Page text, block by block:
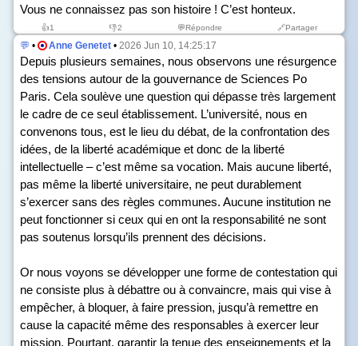
Vous ne connaissez pas son histoire ! C’est honteux.
👍1 👎2 💬Répondre 🔗Partager
💬 • Anne Genetet • 2026 Jun 10, 14:25:17
Depuis plusieurs semaines, nous observons une résurgence
des tensions autour de la gouvernance de Sciences Po
Paris. Cela soulève une question qui dépasse très largement
le cadre de ce seul établissement. L’université, nous en
convenons tous, est le lieu du débat, de la confrontation des
idées, de la liberté académique et donc de la liberté
intellectuelle – c’est même sa vocation. Mais aucune liberté,
pas même la liberté universitaire, ne peut durablement
s’exercer sans des règles communes. Aucune institution ne
peut fonctionner si ceux qui en ont la responsabilité ne sont
pas soutenus lorsqu’ils prennent des décisions.
Or nous voyons se développer une forme de contestation qui
ne consiste plus à débattre ou à convaincre, mais qui vise à
empêcher, à bloquer, à faire pression, jusqu’à remettre en
cause la capacité même des responsables à exercer leur
mission. Pourtant, garantir la tenue des enseignements et la